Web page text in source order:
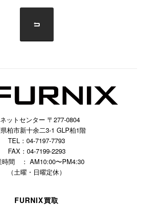
ットセンター 〒277-0804
柏市新十余二3-1 GLP柏1階
TEL：04-7197-7793
FAX：04-7199-2293
時間 ： AM10:00〜PM4:30
（土曜・日曜定休）
FURNIX買取